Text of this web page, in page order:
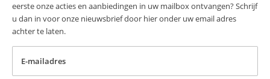
eerste onze acties en aanbiedingen in uw mailbox ontvangen? Schrijf
u dan in voor onze nieuwsbrief door hier onder uw email adres
achter te laten.
E-mailadres